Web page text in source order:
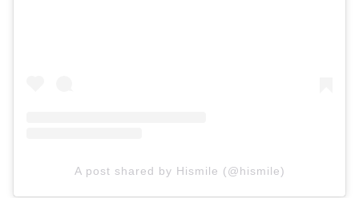
A post shared by Hismile (@hismile)